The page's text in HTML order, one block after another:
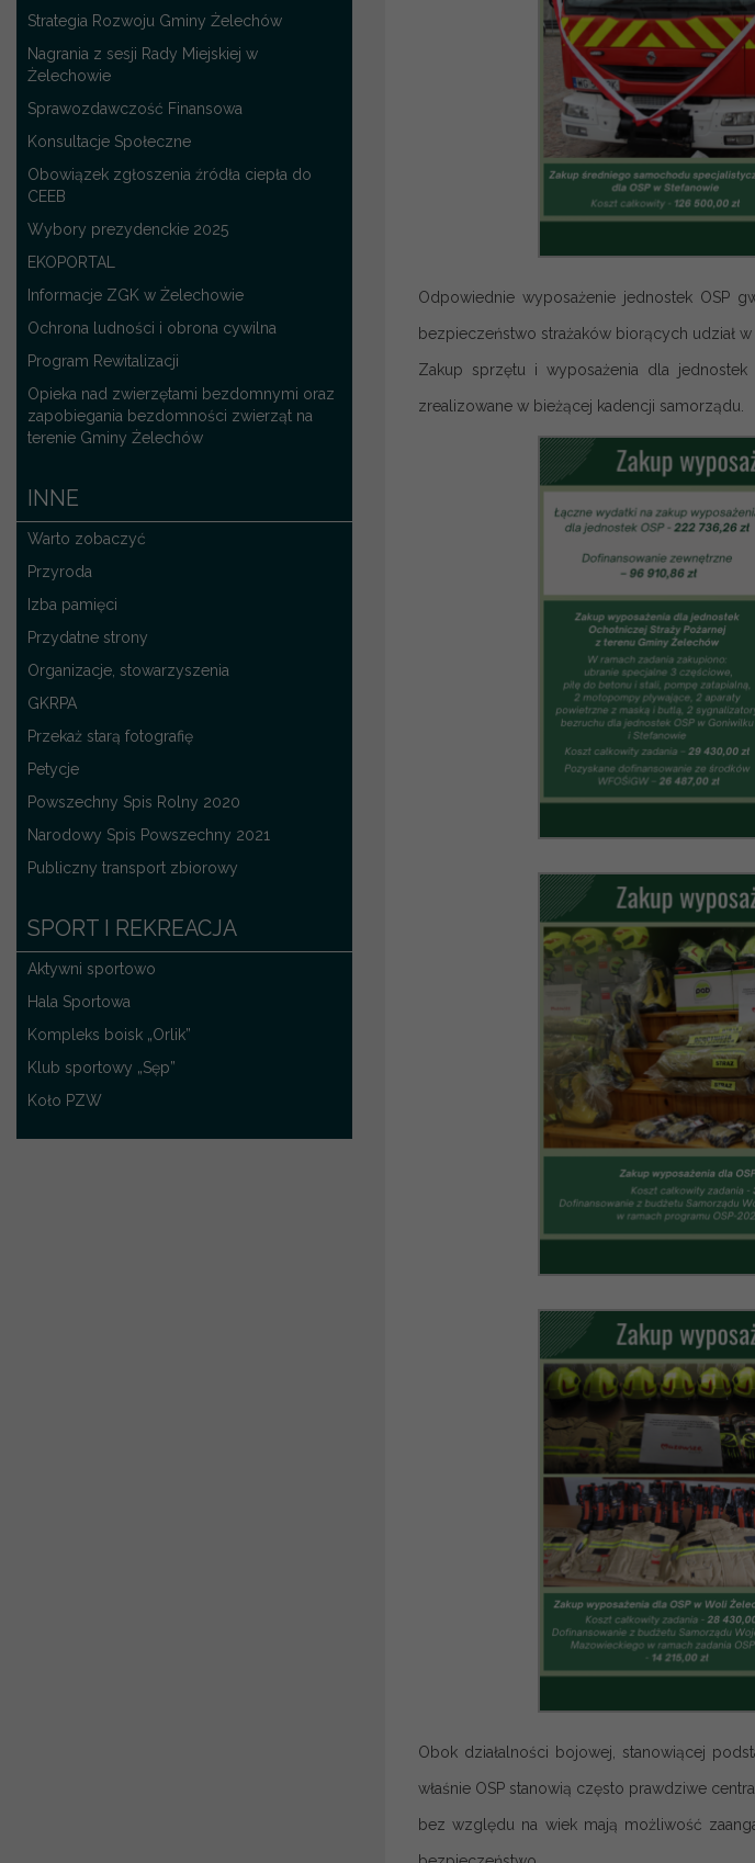
Strategia Rozwoju Gminy Żelechów
Nagrania z sesji Rady Miejskiej w
Żelechowie
Sprawozdawczość Finansowa
Konsultacje Społeczne
Obowiązek zgłoszenia źródła ciepła do
CEEB
Wybory prezydenckie 2025
EKOPORTAL
Informacje ZGK w Żelechowie
Ochrona ludności i obrona cywilna
Program Rewitalizacji
Opieka nad zwierzętami bezdomnymi oraz
zapobiegania bezdomności zwierząt na
terenie Gminy Żelechów
INNE
Warto zobaczyć
Przyroda
Izba pamięci
Przydatne strony
Organizacje, stowarzyszenia
GKRPA
Przekaż starą fotografię
Petycje
Powszechny Spis Rolny 2020
Narodowy Spis Powszechny 2021
Publiczny transport zbiorowy
SPORT I REKREACJA
Aktywni sportowo
Hala Sportowa
Kompleks boisk „Orlik”
Klub sportowy „Sęp”
Koło PZW
Odpowiednie wyposażenie jednostek OSP
bezpieczeństwo strażaków biorących udział w
Zakup sprzętu i wyposażenia dla
zrealizowane w bieżącej kadencji samorządu.
Obok działalności bojowej, stanowiącej
właśnie OSP stanowią często prawdziwe
bez względu na wiek mają możliwość